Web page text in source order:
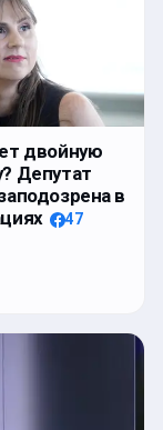
двойную
Депутат
в
47